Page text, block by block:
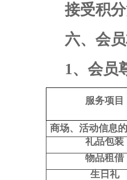
接受积
六、会
1、会员
服务项目
商场、活动信息
礼品包装
物品租借
生日礼